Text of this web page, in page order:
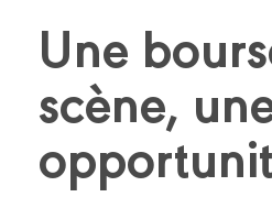
Une
scène,